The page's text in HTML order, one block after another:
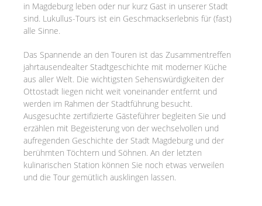
in Magdeburg leben oder nur kurz Gast in unserer Stadt
sind. Lukullus-Tours ist ein Geschmackserlebnis für (fast)
alle Sinne.
Das Spannende an den Touren ist das Zusammentreffen
jahrtausendealter Stadtgeschichte mit moderner Küche
aus aller Welt. Die wichtigsten Sehenswürdigkeiten der
Ottostadt liegen nicht weit voneinander entfernt und
werden im Rahmen der Stadtführung besucht.
Ausgesuchte zertifizierte Gästeführer begleiten Sie und
erzählen mit Begeisterung von der wechselvollen und
aufregenden Geschichte der Stadt Magdeburg und der
berühmten Töchtern und Söhnen. An der letzten
kulinarischen Station können Sie noch etwas verweilen
und die Tour gemütlich ausklingen lassen.